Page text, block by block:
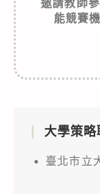
邀請教師
能競賽
大學策略
臺北市立